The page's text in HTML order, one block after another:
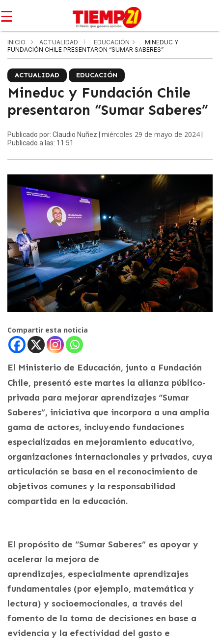
☰
INICIO ACTUALIDAD EDUCACIÓN
MINEDUC Y
FUNDACIÓN CHILE PRESENTARON “SUMAR SABERES”
ACTUALIDAD EDUCACIÓN
Mineduc y Fundación Chile
presentaron “Sumar Saberes”
Publicado por: Claudio Nuñez | miércoles 29 de mayo de 2024
Publicado a las: 11:51
Compartir esta noticia
El Ministerio de Educación, junto a Fundación
Chile, presentó este martes la alianza público-
privada para mejorar aprendizajes “Sumar
Saberes”, iniciativa que incorpora a una amplia
gama de actores, incluyendo fundaciones
especializadas en mejoramiento educativo,
organizaciones internacionales y privados, cuya
articulación se basa en el reconocimiento de
objetivos comunes y la responsabilidad
compartida en la educación.
El propósito de “Sumar Saberes” es apoyar y
acelerar la mejora de
aprendizajes, especialmente aprendizajes
fundamentales (por ejemplo, matemática y
lectura) y socioemocionales, a través del
fomento de la toma de decisiones en base a
evidencia y la efectividad del gasto e